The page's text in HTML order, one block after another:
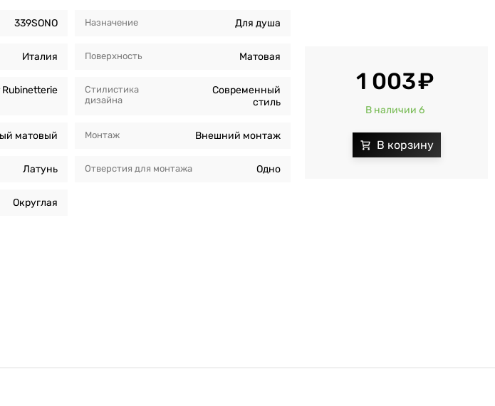
339SONO
Италия
Rubinetterie
матовый
Латунь
Округлая
Назначение Для душа
Поверхность Матовая
Стилистика
дизайна
Современный
стиль
Монтаж Внешний монтаж
Отверстия для монтажа Одно
1 003
В наличии 6